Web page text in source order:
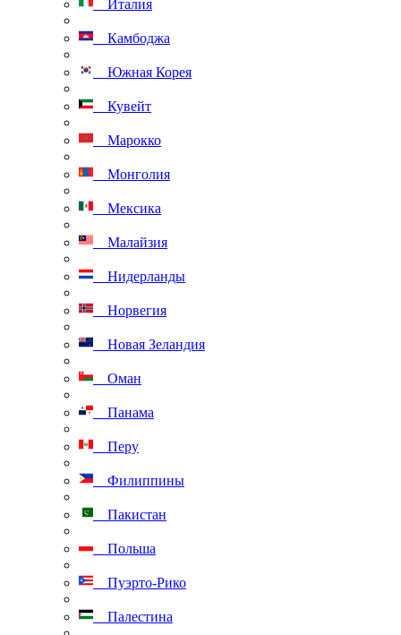
Италия
Камбоджа
Южная Корея
Кувейт
Марокко
Монголия
Мексика
Малайзия
Нидерланды
Норвегия
Новая Зеландия
Оман
Панама
Перу
Филиппины
Пакистан
Польша
Пуэрто-Рико
Палестина